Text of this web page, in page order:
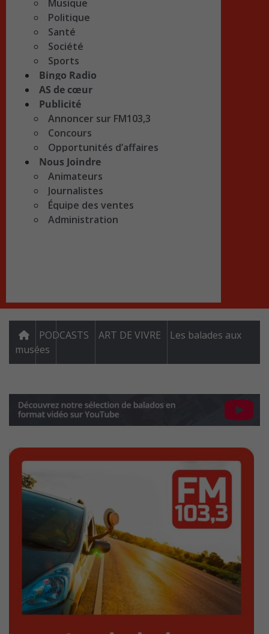
Musique
Politique
Santé
Société
Sports
Bingo Radio
AS de cœur
Publicité
Annoncer sur FM103,3
Concours
Opportunités d’affaires
Nous Joindre
Animateurs
Journalistes
Équipe des ventes
Administration
PODCASTS ART DE VIVRE
Les balades aux
musées